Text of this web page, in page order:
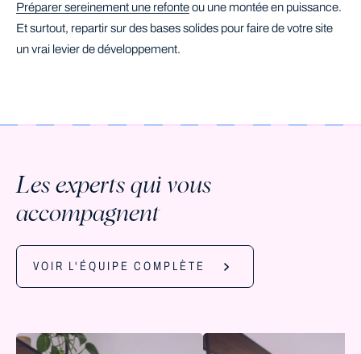
Préparer sereinement une refonteou une montée en puissance.
Et surtout, repartir sur des bases solides pour faire de votre site
un vrai levier de développement.
Les experts qui vous
accompagnent
VOIR L'ÉQUIPE COMPLÈTE